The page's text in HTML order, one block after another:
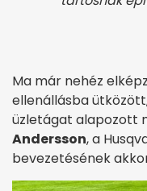
Ma már nehéz
ellenállásba
üzletágat alapozott
Andersson, a
bevezetésének